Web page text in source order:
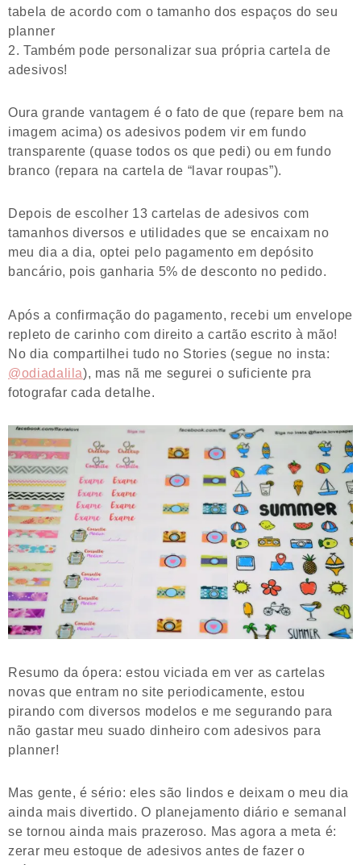
tabela de acordo com o tamanho dos espaços do seu
planner
Também pode personalizar sua própria cartela de
adesivos!
Oura grande vantagem é o fato de que (repare bem na
imagem acima) os adesivos podem vir em fundo
transparente (quase todos os que pedi) ou em fundo
branco (repara na cartela de “lavar roupas”).
Depois de escolher 13 cartelas de adesivos com
tamanhos diversos e utilidades que se encaixam no
meu dia a dia, optei pelo pagamento em depósito
bancário, pois ganharia 5% de desconto no pedido.
Após a confirmação do pagamento, recebi um envelope
repleto de carinho com direito a cartão escrito à mão!
No dia compartilhei tudo no Stories (segue no insta:
@odiadalila), mas nã me segurei o suficiente pra
fotografar cada detalhe.
Resumo da ópera: estou viciada em ver as cartelas
novas que entram no site periodicamente, estou
pirando com diversos modelos e me segurando para
não gastar meu suado dinheiro com adesivos para
planner!
Mas gente, é sério: eles são lindos e deixam o meu dia
ainda mais divertido. O planejamento diário e semanal
se tornou ainda mais prazeroso. Mas agora a meta é:
zerar meu estoque de adesivos antes de fazer o